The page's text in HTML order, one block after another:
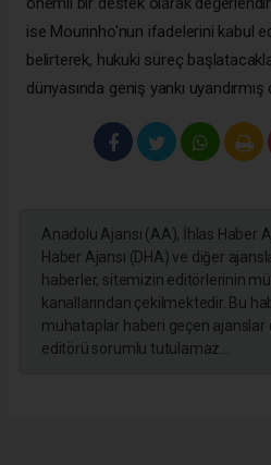
ise Mourinho'nun ifadelerini kabul
belirterek, hukuki süreç
dünyasında geniş yankı uyandırmış
Anadolu Ajansı (AA), İhlas Haber
Haber Ajansı (DHA) ve diğer
haberler, sitemizin editörlerinin
kanallarından çekilmektedir. Bu
muhataplar haberi geçen ajanslar
editörü sorumlu tutulamaz...